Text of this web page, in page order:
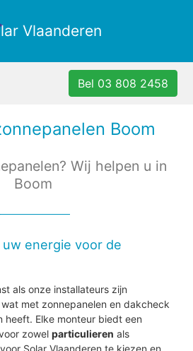
Vlaanderen
Bel 03 808 2458
Boom
Wij helpen u in
Boom
energie voor de
als onze installateurs zijn
met zonnepanelen en dakcheck
heeft. Elke monteur biedt een
zowelparticulieren als
Solar Vlaanderen te kiezen en